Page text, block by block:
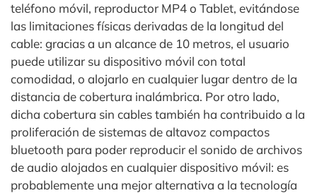
teléfono móvil, reproductor MP4 o Tablet, evitándose
las limitaciones físicas derivadas de la longitud del
cable: gracias a un alcance de 10 metros, el usuario
puede utilizar su dispositivo móvil con total
comodidad, o alojarlo en cualquier lugar dentro de la
distancia de cobertura inalámbrica. Por otro lado,
dicha cobertura sin cables también ha contribuido a la
proliferación de sistemas de altavoz compactos
bluetooth para poder reproducir el sonido de archivos
de audio alojados en cualquier dispositivo móvil: es
probablemente una mejor alternativa a la tecnología